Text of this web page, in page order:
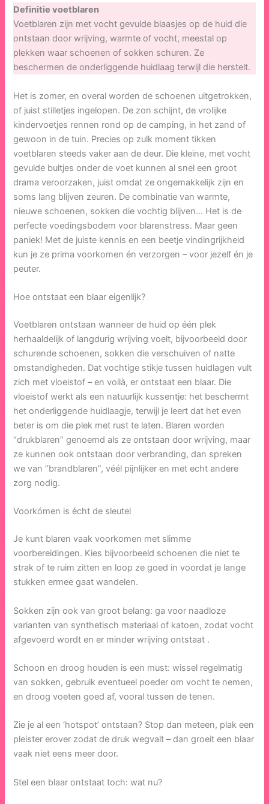
Definitie voetblaren
Voetblaren zijn met vocht gevulde blaasjes op de huid die
ontstaan door wrijving, warmte of vocht, meestal op
plekken waar schoenen of sokken schuren. Ze
beschermen de onderliggende huidlaag terwijl die herstelt.
Het is zomer, en overal worden de schoenen uitgetrokken,
of juist stilletjes ingelopen. De zon schijnt, de vrolijke
kindervoetjes rennen rond op de camping, in het zand of
gewoon in de tuin. Precies op zulk moment tikken
voetblaren steeds vaker aan de deur. Die kleine, met vocht
gevulde bultjes onder de voet kunnen al snel een groot
drama veroorzaken, juist omdat ze ongemakkelijk zijn en
soms lang blijven zeuren. De combinatie van warmte,
nieuwe schoenen, sokken die vochtig blijven… Het is de
perfecte voedingsbodem voor blarenstress. Maar geen
paniek! Met de juiste kennis en een beetje vindingrijkheid
kun je ze prima voorkomen én verzorgen – voor jezelf én je
peuter.
Hoe ontstaat een blaar eigenlijk?
Voetblaren ontstaan wanneer de huid op één plek
herhaaldelijk of langdurig wrijving voelt, bijvoorbeeld door
schurende schoenen, sokken die verschuiven of natte
omstandigheden. Dat vochtige stikje tussen huidlagen vult
zich met vloeistof – en voilà, er ontstaat een blaar. Die
vloeistof werkt als een natuurlijk kussentje: het beschermt
het onderliggende huidlaagje, terwijl je leert dat het even
beter is om die plek met rust te laten. Blaren worden
“drukblaren” genoemd als ze ontstaan door wrijving, maar
ze kunnen ook ontstaan door verbranding, dan spreken
we van “brandblaren”, véél pijnlijker en met echt andere
zorg nodig.
Voorkómen is écht de sleutel
Je kunt blaren vaak voorkomen met slimme
voorbereidingen. Kies bijvoorbeeld schoenen die niet te
strak of te ruim zitten en loop ze goed in voordat je lange
stukken ermee gaat wandelen.
Sokken zijn ook van groot belang: ga voor naadloze
varianten van synthetisch materiaal of katoen, zodat vocht
afgevoerd wordt en er minder wrijving ontstaat .
Schoon en droog houden is een must: wissel regelmatig
van sokken, gebruik eventueel poeder om vocht te nemen,
en droog voeten goed af, vooral tussen de tenen.
Zie je al een ‘hotspot’ ontstaan? Stop dan meteen, plak een
pleister erover zodat de druk wegvalt – dan groeit een blaar
vaak niet eens meer door.
Stel een blaar ontstaat toch: wat nu?